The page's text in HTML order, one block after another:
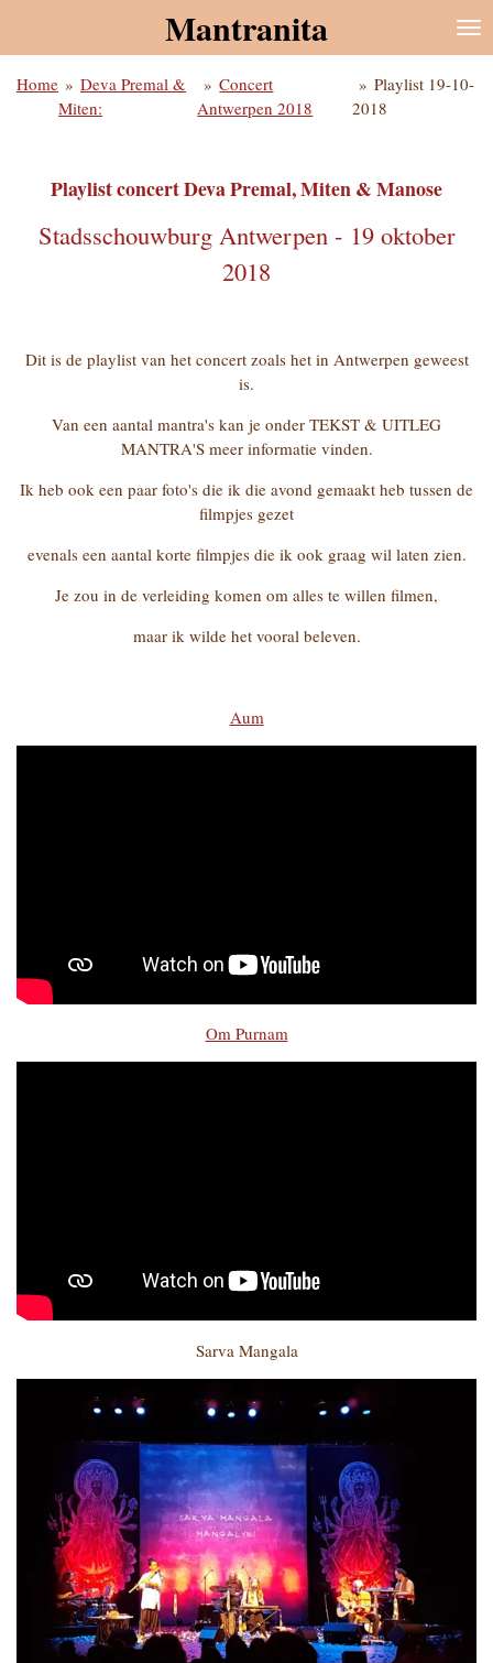
de
hoofdinhoud
Mantranita
Home » Deva Premal &
Miten:
» Concert
Antwerpen 2018
» Playlist 19-10-
2018
Playlist concert Deva Premal, Miten & Manose
Stadsschouwburg Antwerpen - 19 oktober
2018
Dit is de playlist van het concert zoals het in Antwerpen geweest
is.
Van een aantal mantra's kan je onder TEKST & UITLEG
MANTRA'S meer informatie vinden.
Ik heb ook een paar foto's die ik die avond gemaakt heb tussen de
filmpjes gezet
evenals een aantal korte filmpjes die ik ook graag wil laten zien.
Je zou in de verleiding komen om alles te willen filmen,
maar ik wilde het vooral beleven.
Aum
Om Purnam
Sarva Mangala